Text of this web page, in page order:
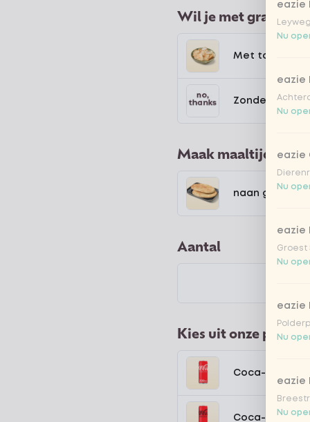
Wil je met gratis
Met topping
Zonder
Maak maaltijd
naan garlic
Aantal
Kies uit onze
Coca-Cola
Coca-Cola
eazie
Leyweg
Nu
eazie
Nu
eazie
Nu
eazie
Groest
Nu
eazie
Nu
eazie
Nu